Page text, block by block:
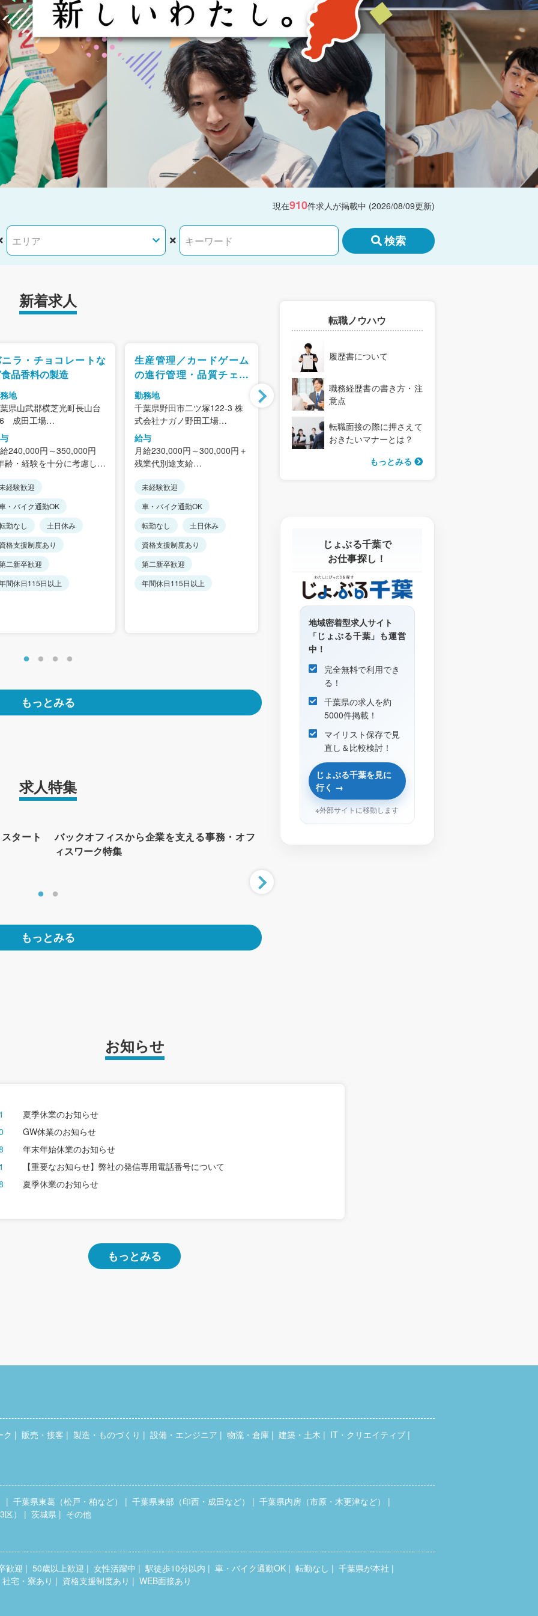
現在910件求人が掲載中 (2026/08/09更新)
検索
新着求人
ラ・チョコレートな
品香料の製造
地
県山武郡横芝光町長山台
成田工場
クセス＞総武本線「松尾
車10分、「松尾横芝IC」
車5分
通勤OK
勤は当面ありませんので安
してください。
240,000円～350,000円
齢・経験を十分に考慮しま
途支給
手当／月：5,000円
手当（1人あたり：月：
円）
手当／非課税限度内で全
給（ガソリン代）
経験歓迎
・バイク通勤OK
勤なし
土日休み
資格支援制度あり
二新卒歓迎
間休日115日以上
生産管理／カードゲーム
の進行管理・品質チェッ
ク 冷暖房完備の工場
勤務地
千葉県野田市二ツ塚122-3 株
式会社ナガノ野田工場
＜アクセス＞東武アーバンパ
ークライン「梅郷駅」徒歩18
分／車で3分
(梅郷駅は柏駅から電車で17
分)
※車通勤OK（駐車場完備・交
通費はガソリン代として支
給）
※転勤は一切ありません
給与
月給230,000円～300,000円＋
残業代別途支給
業は月平均20時間
※年齢・経験を十分に考慮して
決定します。
＜年収例＞330～450万円
未経験歓迎
車・バイク通勤OK
転勤なし
土日休み
資格支援制度あり
第二新卒歓迎
年間休日115日以上
アパート建築のルート開
拓営業 資産継承提案・
関係構築営業
勤務地
■京葉支店
千葉県船橋市印内町686-1
＜アクセス＞
各線「西船橋駅」より徒歩7分
給与
年俸：516万6000円～800万
年間休日115日以上
帰が基本
勤務地
県・埼玉県の
百貨店など
収 3,360,000円～）
もっとみる
求人特集
タート
バックオフィスから企業を支える事務・オフ
ィスワーク特集
もっとみる
転職ノウハウ
履歴書について
職務経歴書の書き方・注
意点
転職面接の際に押さえて
おきたいマナーとは？
もっとみる
じょぶる千葉で
お仕事探し！
地域密着型求人サイト
「じょぶる千葉」も運営
中！
完全無料で利用でき
る！
千葉県の求人を約
5000件掲載！
マイリスト保存で見
直し＆比較検討！
じょぶる千葉を見に
行く →
※外部サイトに移動します
お知らせ
夏季休業のお知らせ
GW休業のお知らせ
年末年始休業のお知らせ
【重要なお知らせ】弊社の発信専用電話番号について
夏季休業のお知らせ
もっとみる
ク 販売・接客 製造・ものづくり 設備・エンジニア 物流・倉庫 建築・土木
IT・クリエイティブ
千葉県東葛（松戸・柏など） 千葉県東部（印西・成田など）
千葉県内房（市原・木更津など）
） 茨城県 その他
歓迎 50歳以上歓迎 女性活躍中 駅徒歩10分以内 車・バイク通勤OK 転勤なし
千葉県が本社
宅・寮あり 資格支援制度あり WEB面接あり